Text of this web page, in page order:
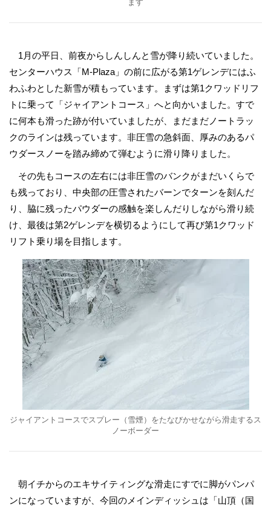
ます
1月の平日、前夜からしんしんと雪が降り続いていました。
センターハウス「M-Plaza」の前に広がる第1ゲレンデにはふ
わふわとした新雪が積もっています。まずは第1クワッドリフ
トに乗って「ジャイアントコース」へと向かいました。すで
に何本も滑った跡が付いていましたが、まだまだノートラッ
クのラインは残っています。非圧雪の急斜面、厚みのあるパ
ウダースノーを踏み締めて弾むように滑り降りました。
その先もコースの左右には非圧雪のバンクがまだいくらで
も残っており、中央部の圧雪されたバーンでターンを刻んだ
り、脇に残ったパウダーの感触を楽しんだりしながら滑り続
け、最後は第2ゲレンデを横切るようにして再び第1クワッド
リフト乗り場を目指します。
ジャイアントコースでスプレー（雪煙）をたなびかせながら滑走するス
ノーボーダー
朝イチからのエキサイティングな滑走にすでに脚がパンパ
ンになっていますが、今回のメインディッシュは「山頂（国